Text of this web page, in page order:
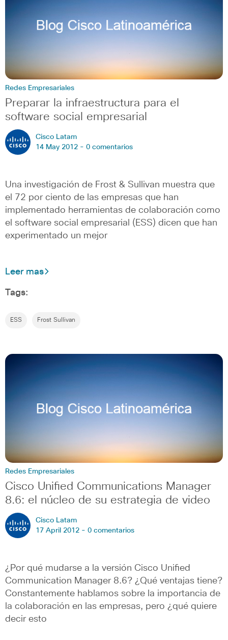
Redes Empresariales
Preparar la infraestructura para el
software social empresarial
Cisco Latam
14 May 2012 - 0 comentarios
Una investigación de Frost & Sullivan muestra que
el 72 por ciento de las empresas que han
implementado herramientas de colaboración como
el software social empresarial (ESS) dicen que han
experimentado un mejor
Leer mas
Tags:
ESS Frost Sullivan
Redes Empresariales
Cisco Unified Communications Manager
8.6: el núcleo de su estrategia de video
Cisco Latam
17 April 2012 - 0 comentarios
¿Por qué mudarse a la versión Cisco Unified
Communication Manager 8.6? ¿Qué ventajas tiene?
Constantemente hablamos sobre la importancia de
la colaboración en las empresas, pero ¿qué quiere
decir esto